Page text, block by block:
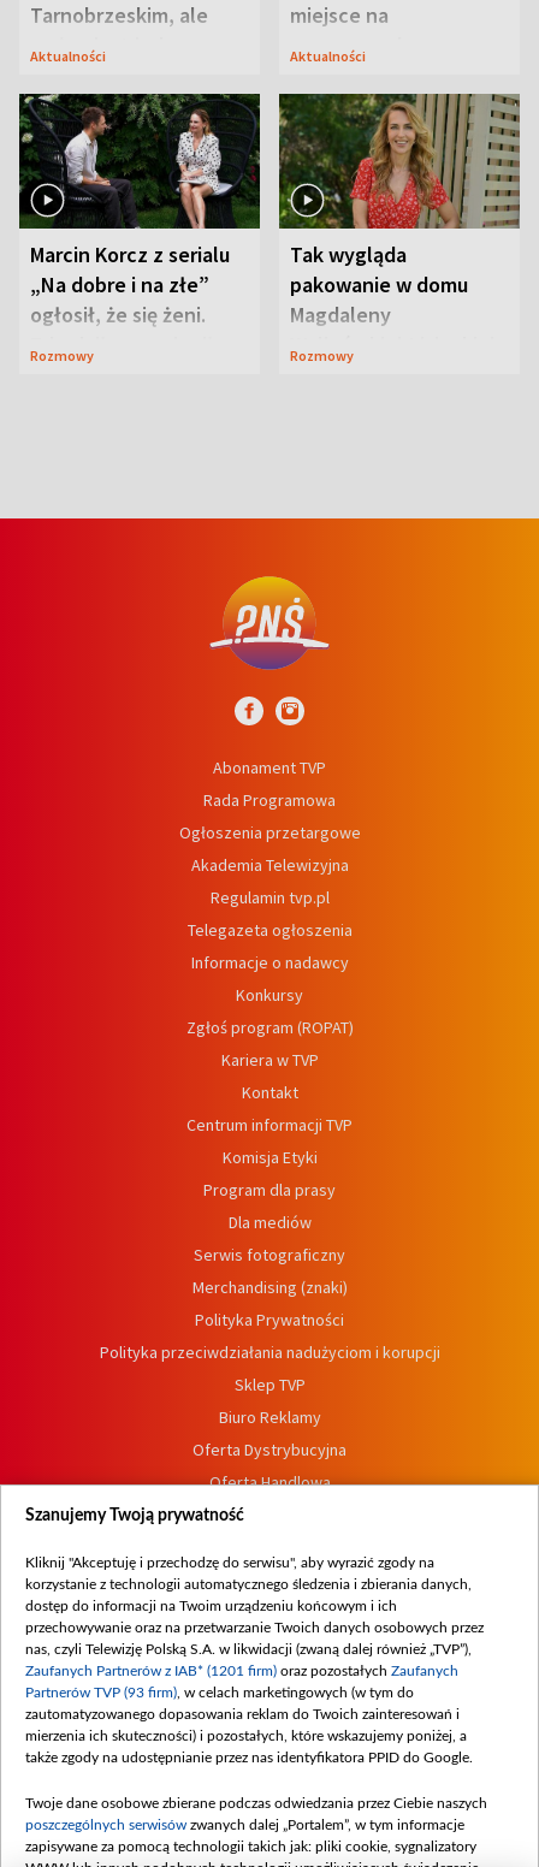
Tarnobrzeskim, ale
ważna jest jedna
Aktualności
miejsce na
wypoczynek
Aktualności
Marcin Korcz z serialu
„Na dobre i na złe”
ogłosił, że się żeni.
Zdradził, co zmienił
Rozmowy
Tak wygląda
pakowanie w domu
Magdaleny
Waligórskiej-Lisieckiej.
Rozmowy
Abonament TVP
Rada Programowa
Ogłoszenia przetargowe
Akademia Telewizyjna
Regulamin tvp.pl
Telegazeta ogłoszenia
Informacje o nadawcy
Konkursy
Zgłoś program (ROPAT)
Kariera w TVP
Kontakt
Centrum informacji TVP
Komisja Etyki
Program dla prasy
Dla mediów
Serwis fotograficzny
Merchandising (znaki)
Polityka Prywatności
Polityka przeciwdziałania nadużyciom i korupcji
Sklep TVP
Biuro Reklamy
Oferta Dystrybucyjna
Oferta Handlowa
Dostępność
Procedura zgłoszeń wewnętrznych
Szanujemy Twoją prywatność
Kliknij "Akceptuję i przechodzę do serwisu", aby wyrazić zgody na
korzystanie z technologii automatycznego śledzenia i zbierania danych,
dostęp do informacji na Twoim urządzeniu końcowym i ich
przechowywanie oraz na przetwarzanie Twoich danych osobowych przez
nas, czyli Telewizję Polską S.A. w likwidacji (zwaną dalej również „TVP”),
Zaufanych Partnerów z IAB* (1201 firm) oraz pozostałych Zaufanych
Partnerów TVP (93 firm) , w celach marketingowych (w tym do
zautomatyzowanego dopasowania reklam do Twoich zainteresowań i
mierzenia ich skuteczności) i pozostałych, które wskazujemy poniżej, a
także zgody na udostępnianie przez nas identyfikatora PPID do Google.
Twoje dane osobowe zbierane podczas odwiedzania przez Ciebie naszych
poszczególnych serwisów zwanych dalej „Portalem”, w tym informacje
zapisywane za pomocą technologii takich jak: pliki cookie, sygnalizatory